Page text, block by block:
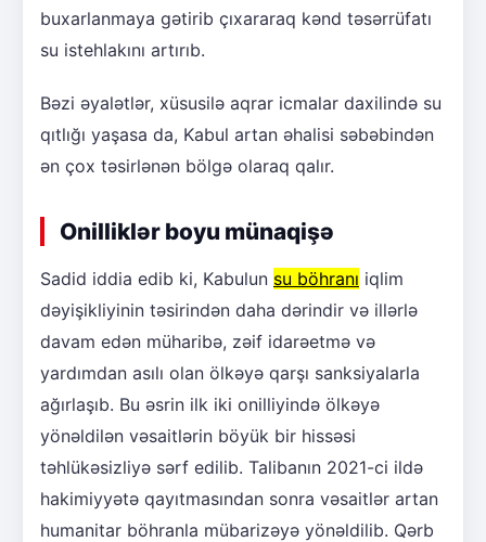
buxarlanmaya gətirib çıxararaq kənd təsərrüfatı
su istehlakını artırıb.
Bəzi əyalətlər, xüsusilə aqrar icmalar daxilində su
qıtlığı yaşasa da, Kabul artan əhalisi səbəbindən
ən çox təsirlənən bölgə olaraq qalır.
Onilliklər boyu münaqişə
Sadid iddia edib ki, Kabulun su böhranı iqlim
dəyişikliyinin təsirindən daha dərindir və illərlə
davam edən müharibə, zəif idarəetmə və
yardımdan asılı olan ölkəyə qarşı sanksiyalarla
ağırlaşıb. Bu əsrin ilk iki onilliyində ölkəyə
yönəldilən vəsaitlərin böyük bir hissəsi
təhlükəsizliyə sərf edilib. Talibanın 2021-ci ildə
hakimiyyətə qayıtmasından sonra vəsaitlər artan
humanitar böhranla mübarizəyə yönəldilib. Qərb